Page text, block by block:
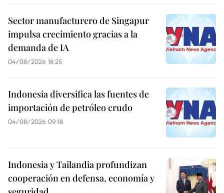
Sector manufacturero de Singapur
impulsa crecimiento gracias a la
demanda de IA
04/08/2026 18:25
Indonesia diversifica las fuentes de
importación de petróleo crudo
04/08/2026 09:18
Indonesia y Tailandia profundizan
cooperación en defensa, economía y